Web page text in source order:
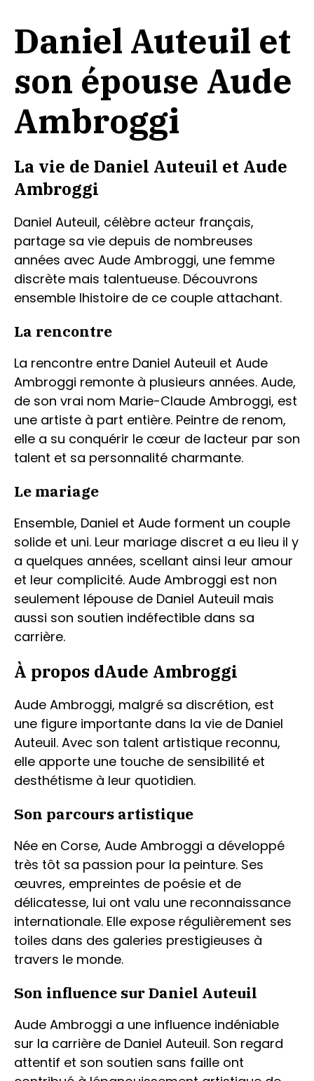
Daniel Auteuil et
son épouse Aude
Ambroggi
La vie de Daniel Auteuil et Aude
Ambroggi
Daniel Auteuil, célèbre acteur français,
partage sa vie depuis de nombreuses
années avec Aude Ambroggi, une femme
discrète mais talentueuse. Découvrons
ensemble lhistoire de ce couple attachant.
La rencontre
La rencontre entre Daniel Auteuil et Aude
Ambroggi remonte à plusieurs années. Aude,
de son vrai nom Marie-Claude Ambroggi, est
une artiste à part entière. Peintre de renom,
elle a su conquérir le cœur de lacteur par son
talent et sa personnalité charmante.
Le mariage
Ensemble, Daniel et Aude forment un couple
solide et uni. Leur mariage discret a eu lieu il y
a quelques années, scellant ainsi leur amour
et leur complicité. Aude Ambroggi est non
seulement lépouse de Daniel Auteuil mais
aussi son soutien indéfectible dans sa
carrière.
À propos dAude Ambroggi
Aude Ambroggi, malgré sa discrétion, est
une figure importante dans la vie de Daniel
Auteuil. Avec son talent artistique reconnu,
elle apporte une touche de sensibilité et
desthétisme à leur quotidien.
Son parcours artistique
Née en Corse, Aude Ambroggi a développé
très tôt sa passion pour la peinture. Ses
œuvres, empreintes de poésie et de
délicatesse, lui ont valu une reconnaissance
internationale. Elle expose régulièrement ses
toiles dans des galeries prestigieuses à
travers le monde.
Son influence sur Daniel Auteuil
Aude Ambroggi a une influence indéniable
sur la carrière de Daniel Auteuil. Son regard
attentif et son soutien sans faille ont